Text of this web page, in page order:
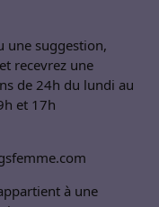
une suggestion,
recevrez une
de 24h du lundi au
et 17h
à une